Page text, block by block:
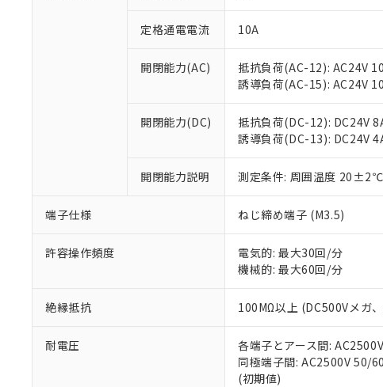
定格通電電流 10A
開閉能力(AC)
抵抗負荷(AC-12): AC24V
誘導負荷(AC-15): AC24V
開閉能力(DC)
抵抗負荷(DC-12): DC24V
誘導負荷(DC-13): DC24V
開閉能力説明 測定条件: 周囲温度
端子仕様 ねじ締め端子 (M3.5)
許容操作頻度
電気的: 最大30回/分
機械的: 最大60回/分
絶縁抵抗 100MΩ以上 (DC500Vメガ
耐電圧
各端子とアース間:
同極端子間: AC2500V 50/
(初期値)
正式な納期状況お
当社販売員にご相
オムロン制御機器
在庫状況および標
す。
マイパーツ機能（
ている必要があり
が、当社の製品・
さい。
※当社の共同利用
いる法人を指しま
但し、RoHS指令で産業用監
フタル酸エステル類の４物質
※2 対応予定月
部品在庫の切り替え状
※3 非含有証明書ダ
EU RoHS指令（10物質
51物質の非含有証明書（
※本証明書は発行日時点
また、RoHS指令のフ
混在することから備考
既に当社にて対応品
Pb(鉛) :1000ppm、 Hg(水銀) :
DBP(フタル酸ジブチル) :
※2 環境保護使用期
「ｅ」：有害物質（10
「10」：通常の使用状
味します。
「－」：未確認です。
置等に一切使用い
当社は、貴社製品
また当社は、販売
たしません。
△ 一定数には満
－
在庫なし(最
機器販売店・
空
白
受注生産機種